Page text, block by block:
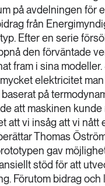
på avdelningen för
från
Efter en serie
den förväntade
fram i sina
elektricitet
på
att maskinen kunde
att vi insåg att vi nått
Thomas
gav
stöd för att
Förutom bidrag och